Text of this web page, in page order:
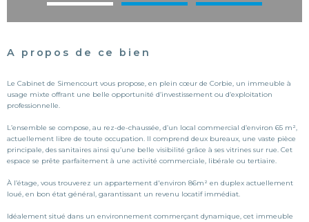
A propos de ce bien
Le Cabinet de Simencourt vous propose, en plein cœur de Corbie, un immeuble à
usage mixte offrant une belle opportunité d’investissement ou d’exploitation
professionnelle.
L’ensemble se compose, au rez-de-chaussée, d’un local commercial d’environ 65 m²,
actuellement libre de toute occupation. Il comprend deux bureaux, une vaste pièce
principale, des sanitaires ainsi qu’une belle visibilité grâce à ses vitrines sur rue. Cet
espace se prête parfaitement à une activité commerciale, libérale ou tertiaire.
À l’étage, vous trouverez un appartement d'environ 86m² en duplex actuellement
loué, en bon état général, garantissant un revenu locatif immédiat.
Idéalement situé dans un environnement commerçant dynamique, cet immeuble